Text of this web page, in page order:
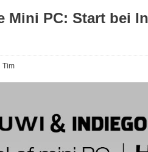
Mini PC: Start bei
Tim